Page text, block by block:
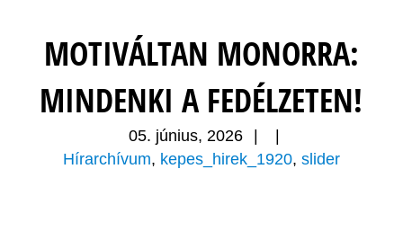
MOTIVÁLTAN MONORRA:
MINDENKI A FEDÉLZETEN!
05. június, 2026
Hírarchívum, kepes_hirek_1920, slider